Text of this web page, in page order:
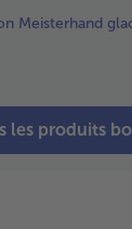
Meisterhand
les produits